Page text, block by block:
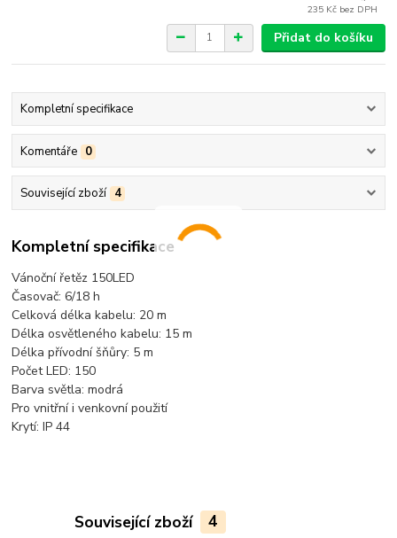
235 Kč bez DPH
Přidat do košíku
Kompletní specifikace
Komentáře 0
Související zboží 4
Kompletní specifikace
Vánoční řetěz 150LED
Časovač: 6/18 h
Celková délka kabelu: 20 m
Délka osvětleného kabelu: 15 m
Délka přívodní šňůry: 5 m
Počet LED: 150
Barva světla: modrá
Pro vnitřní i venkovní použití
Krytí: IP 44
Související zboží 4